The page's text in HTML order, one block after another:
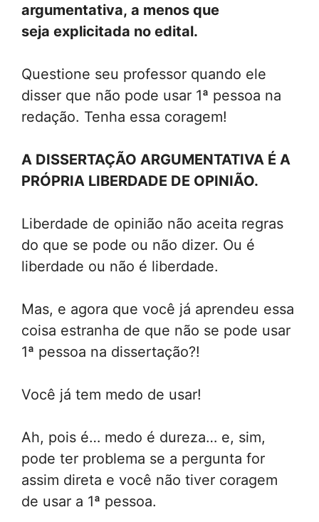
argumentativa, a menos que
seja explicitada no edital.
Questione seu professor quando ele
disser que não pode usar 1ª pessoa na
redação. Tenha essa coragem!
A DISSERTAÇÃO ARGUMENTATIVA É A
PRÓPRIA LIBERDADE DE OPINIÃO.
Liberdade de opinião não aceita regras
do que se pode ou não dizer. Ou é
liberdade ou não é liberdade.
Mas, e agora que você já aprendeu essa
coisa estranha de que não se pode usar
1ª pessoa na dissertação?!
Você já tem medo de usar!
Ah, pois é… medo é dureza… e, sim,
pode ter problema se a pergunta for
assim direta e você não tiver coragem
de usar a 1ª pessoa.